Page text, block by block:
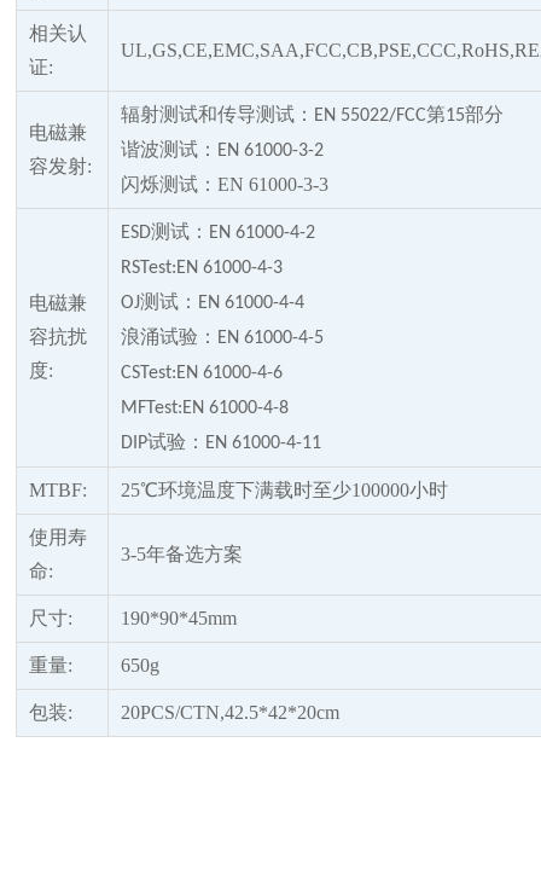
相关认
证:
电磁兼
容发射:
辐射测试和传导测试： EN 55022/FCC第15部分
谐波测试： EN 61000-3-2
闪烁测试：EN 61000-3-3
电磁兼
容抗扰
度:
ESD测试： EN 61000-4-2
RSTest:EN 61000-4-3
OJ测试： EN 61000-4-4
浪涌试验： EN 61000-4-5
CSTest:EN 61000-4-6
MFTest:EN 61000-4-8
DIP试验： EN 61000-4-11
MTBF: 25℃环境温度下满载时至少100000小时
使用寿
命:
3-5年备选方案
尺寸: 190*90*45mm
重量: 650g
包装: 20PCS/CTN,42.5*42*20cm